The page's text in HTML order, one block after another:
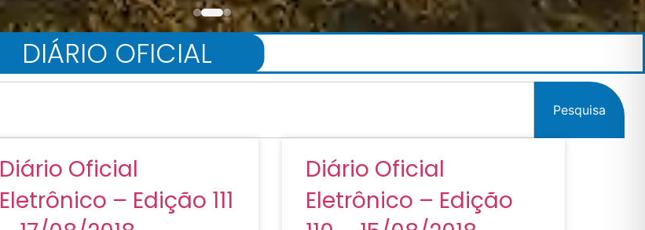
DIÁRIO OFICIAL
Pesquisa
Diário Oficial
Eletrônico – Edição 111
Diário Oficial
Eletrônico – Edição